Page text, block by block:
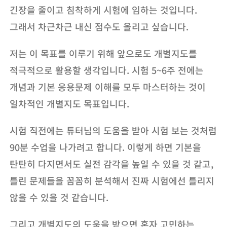
긴장을 줄이고 침착하게 시험에 임하는 것입니다.
그래서 차근차근 내신 점수도 올리고 싶습니다.
저는 이 목표를 이루기 위해 앞으로도 개별지도를
적극적으로 활용할 생각입니다. 시험 5~6주 전에는
개념과 기본 응용문제 이해를 모두 마스터하는 것이
일차적인 개별지도 목표입니다.
시험 직전에는 튜터님의 도움을 받아 시험 보는 것처럼
90분 수업을 나가려고 합니다. 이렇게 하면 기본을
탄탄히 다지면서도 실전 감각을 높일 수 있을 것 같고,
틀린 문제들을 꼼꼼히 분석해서 진짜 시험에선 틀리지
않을 수 있을 것 같습니다.
그리고 개별지도의 도움을 받으면 혼자 고민하는